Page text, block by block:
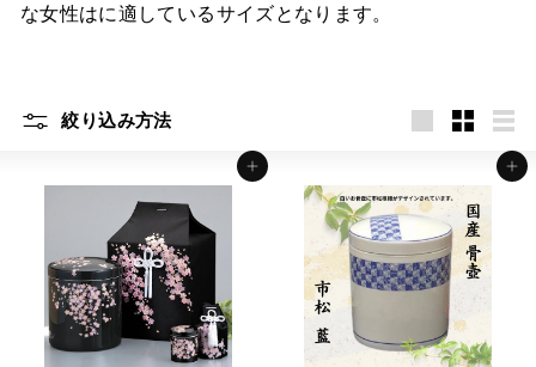
な女性はに適しているサイズとなります。
絞り込み方法
カートに入れる カートに入れる